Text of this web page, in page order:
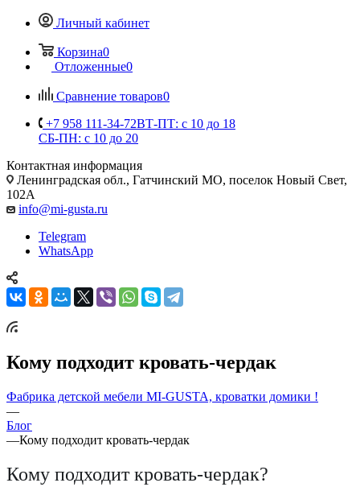
Личный кабинет
Корзина0
Отложенные0
Сравнение товаров0
+7 958 111-34-72ВТ-ПТ: с 10 до 18
СБ-ПН: с 10 до 20
Контактная информация
Ленинградская обл., Гатчинский МО, поселок Новый Свет,
102А
info@mi-gusta.ru
Telegram
WhatsApp
Кому подходит кровать-чердак
Фабрика детской мебели MI-GUSTA, кроватки домики !
—
Блог
—Кому подходит кровать-чердак
Кому подходит кровать-чердак?